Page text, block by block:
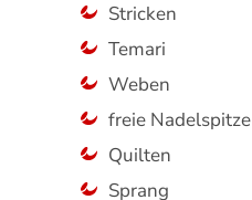
Stricken
Temari
Weben
freie Nadelspitze
Quilten
Sprang